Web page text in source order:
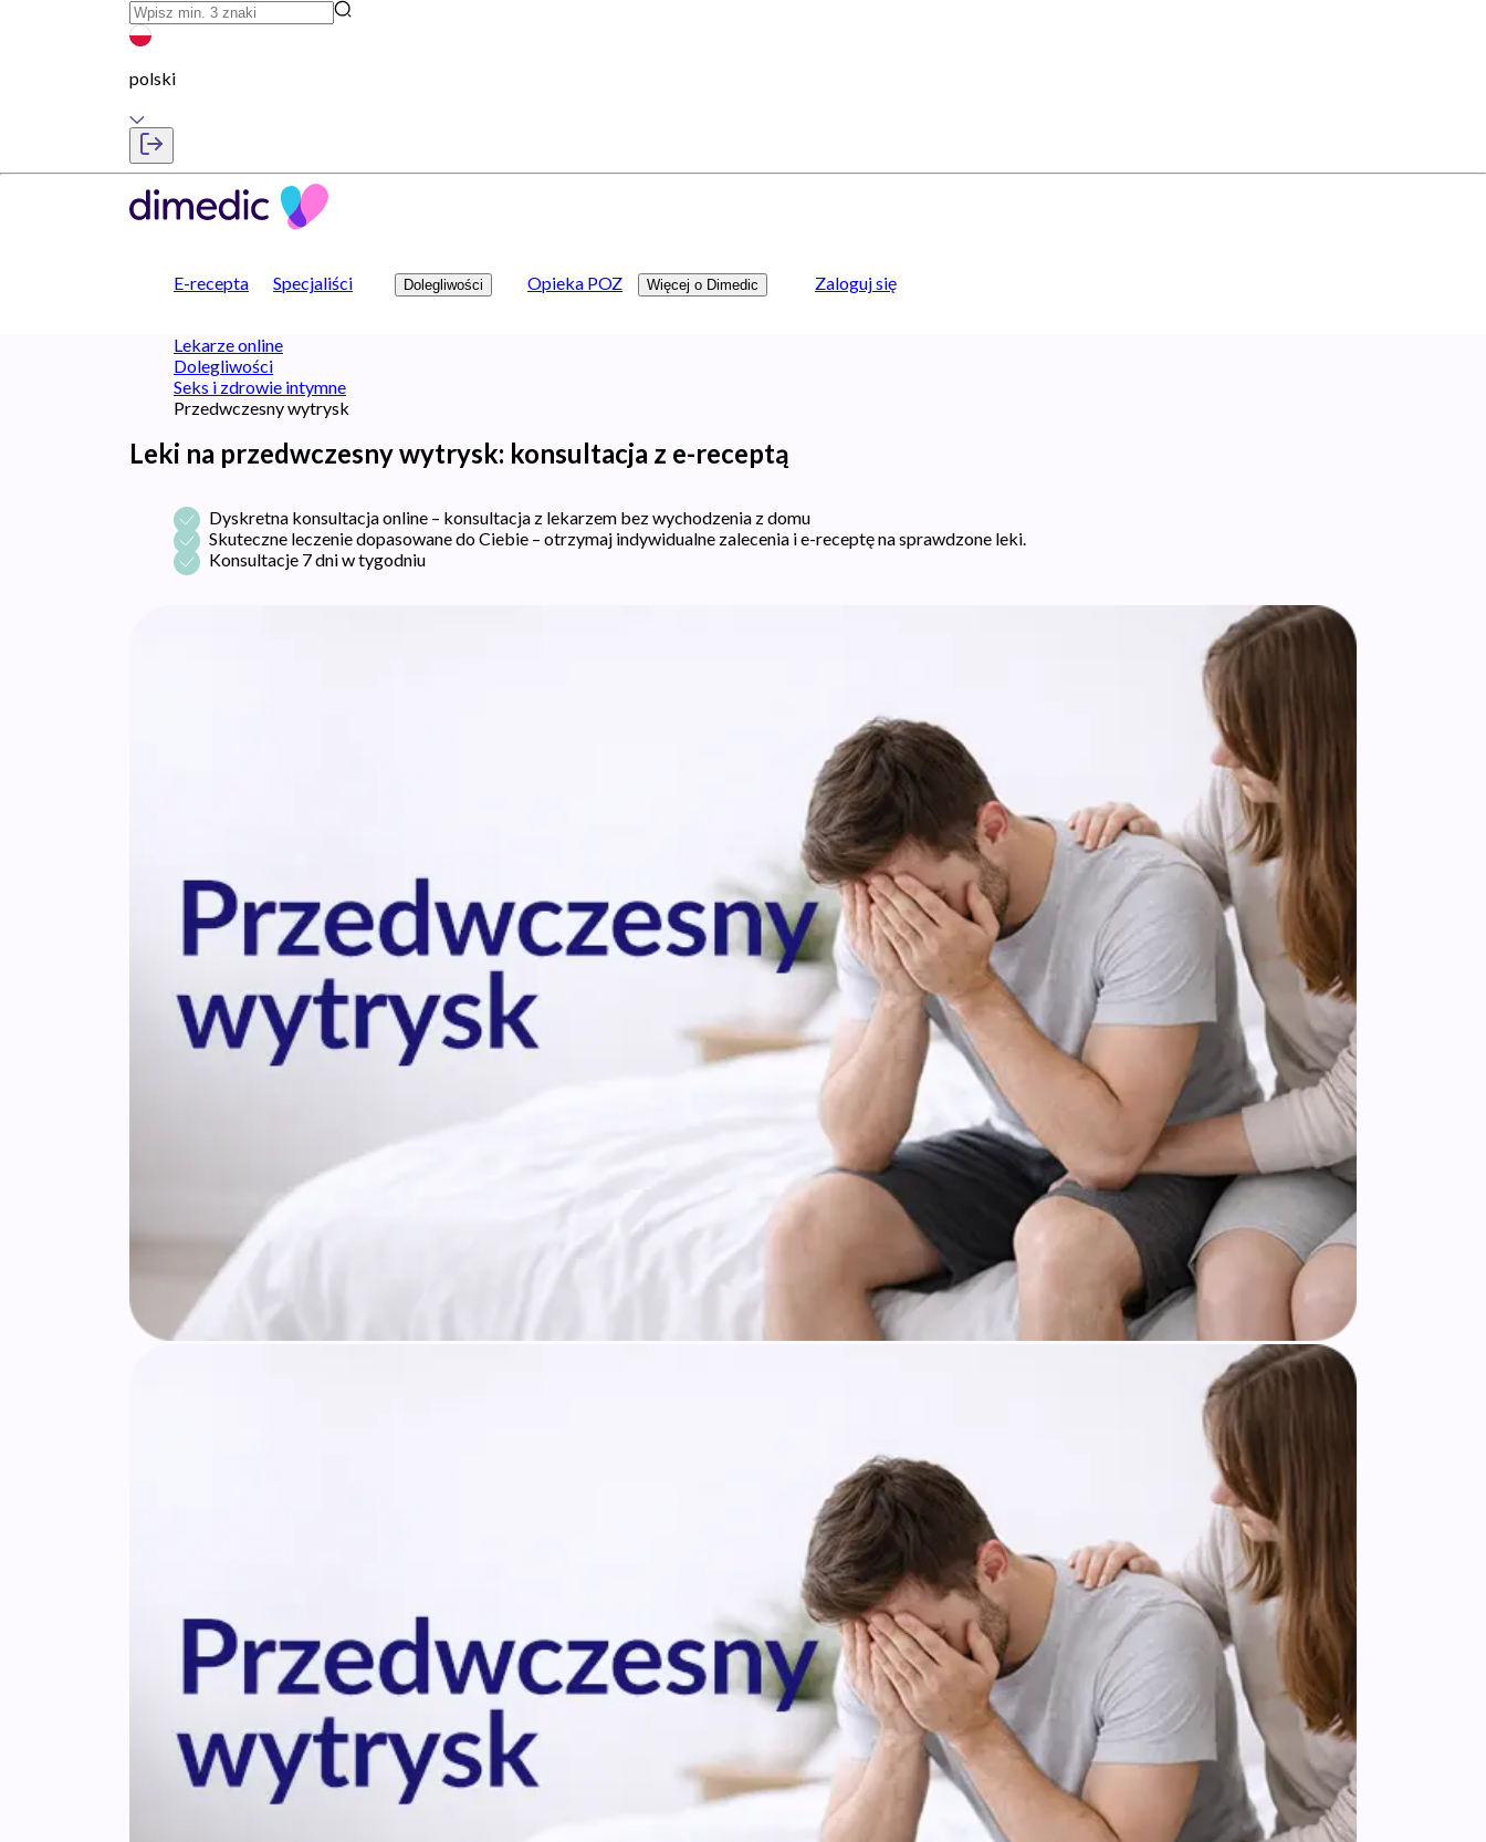
polski
E-recepta Specjaliści Dolegliwości Opieka POZ Więcej o Dimedic Zaloguj się
Lekarze online
Dolegliwości
Seks i zdrowie intymne
Przedwczesny wytrysk
Leki na przedwczesny wytrysk: konsultacja z e-receptą
Dyskretna konsultacja online – konsultacja z lekarzem bez wychodzenia z domu
Skuteczne leczenie dopasowane do Ciebie – otrzymaj indywidualne zalecenia i e-receptę na sprawdzone leki.
Konsultacje 7 dni w tygodniu